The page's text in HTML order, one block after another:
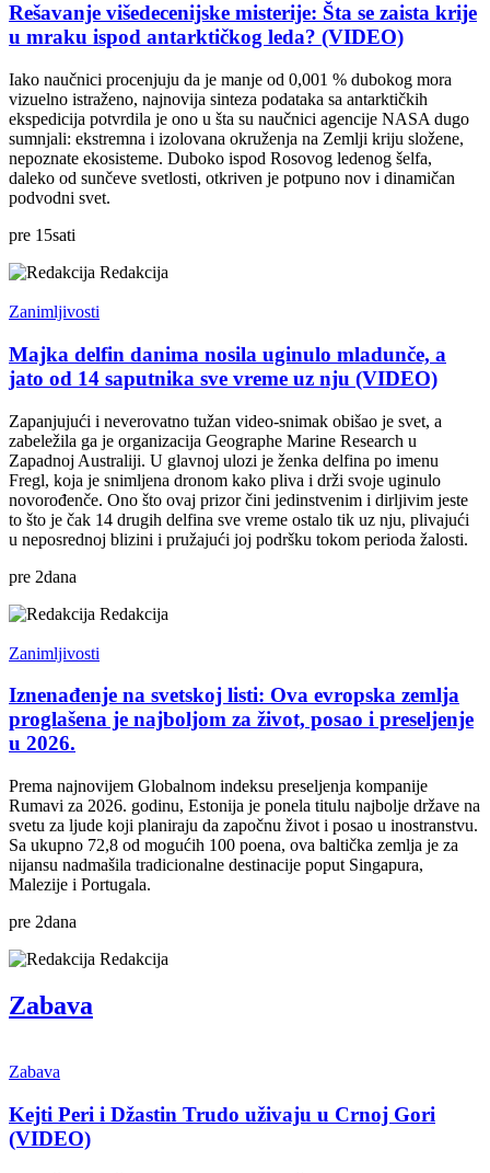
Rešavanje višedecenijske misterije: Šta se zaista krije
u mraku ispod antarktičkog leda? (VIDEO)
Iako naučnici procenjuju da je manje od 0,001 % dubokog mora
vizuelno istraženo, najnovija sinteza podataka sa antarktičkih
ekspedicija potvrdila je ono u šta su naučnici agencije NASA dugo
sumnjali: ekstremna i izolovana okruženja na Zemlji kriju složene,
nepoznate ekosisteme. Duboko ispod Rosovog ledenog šelfa,
daleko od sunčeve svetlosti, otkriven je potpuno nov i dinamičan
podvodni svet.
pre 15sati
Redakcija
Zanimljivosti
Majka delfin danima nosila uginulo mladunče, a
jato od 14 saputnika sve vreme uz nju (VIDEO)
Zapanjujući i neverovatno tužan video-snimak obišao je svet, a
zabeležila ga je organizacija Geographe Marine Research u
Zapadnoj Australiji. U glavnoj ulozi je ženka delfina po imenu
Fregl, koja je snimljena dronom kako pliva i drži svoje uginulo
novorođenče. Ono što ovaj prizor čini jedinstvenim i dirljivim jeste
to što je čak 14 drugih delfina sve vreme ostalo tik uz nju, plivajući
u neposrednoj blizini i pružajući joj podršku tokom perioda žalosti.
pre 2dana
Redakcija
Zanimljivosti
Iznenađenje na svetskoj listi: Ova evropska zemlja
proglašena je najboljom za život, posao i preseljenje
u 2026.
Prema najnovijem Globalnom indeksu preseljenja kompanije
Rumavi za 2026. godinu, Estonija je ponela titulu najbolje države na
svetu za ljude koji planiraju da započnu život i posao u inostranstvu.
Sa ukupno 72,8 od mogućih 100 poena, ova baltička zemlja je za
nijansu nadmašila tradicionalne destinacije poput Singapura,
Malezije i Portugala.
pre 2dana
Redakcija
Zabava
Zabava
Kejti Peri i Džastin Trudo uživaju u Crnoj Gori
(VIDEO)